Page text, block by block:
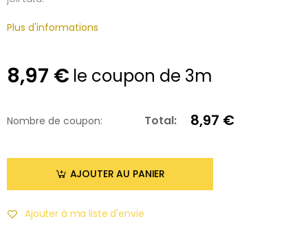
Plus d'informations
8,97 € le coupon de 3m
Nombre de coupon: Total: 8,97 €
AJOUTER AU PANIER
Ajouter à ma liste d'envie